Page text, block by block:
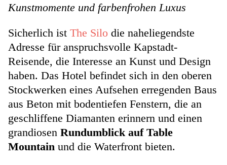
Kunstmomente und farbenfrohen Luxus
Sicherlich ist The Silo die naheliegendste
Adresse für anspruchsvolle Kapstadt-
Reisende, die Interesse an Kunst und Design
haben. Das Hotel befindet sich in den oberen
Stockwerken eines Aufsehen erregenden Baus
aus Beton mit bodentiefen Fenstern, die an
geschliffene Diamanten erinnern und einen
grandiosen Rundumblick auf Table
Mountain und die Waterfront bieten.